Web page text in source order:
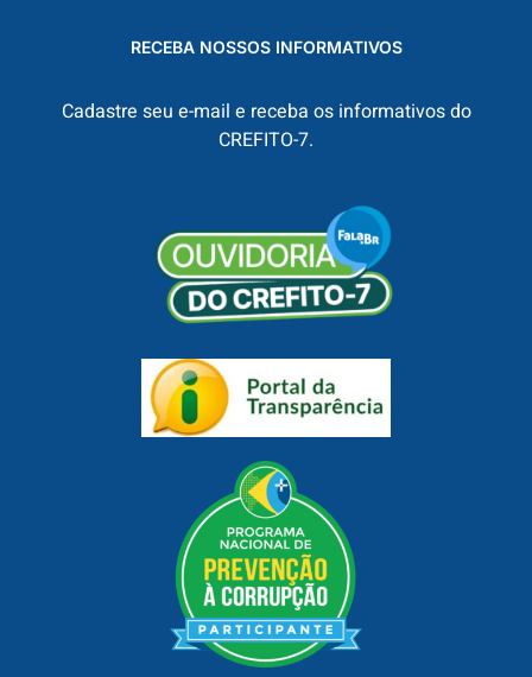
RECEBA NOSSOS INFORMATIVOS
Cadastre seu e-mail e receba os informativos do
CREFITO-7.